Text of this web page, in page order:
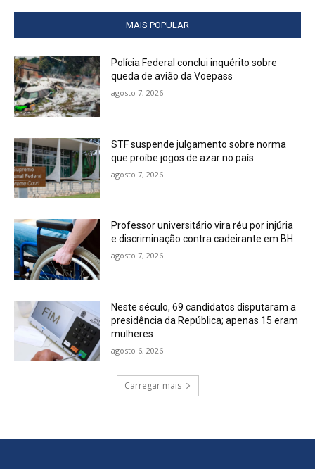
MAIS POPULAR
Polícia Federal conclui inquérito sobre
queda de avião da Voepass
agosto 7, 2026
STF suspende julgamento sobre norma
que proíbe jogos de azar no país
agosto 7, 2026
Professor universitário vira réu por injúria
e discriminação contra cadeirante em BH
agosto 7, 2026
Neste século, 69 candidatos disputaram a
presidência da República; apenas 15 eram
mulheres
agosto 6, 2026
Carregar mais